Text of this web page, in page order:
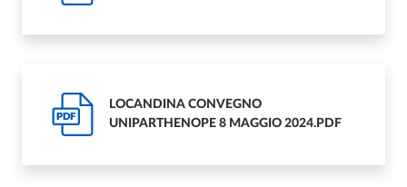
PDF
LOCANDINA CONVEGNO
UNIPARTHENOPE 8 MAGGIO 2024.PDF